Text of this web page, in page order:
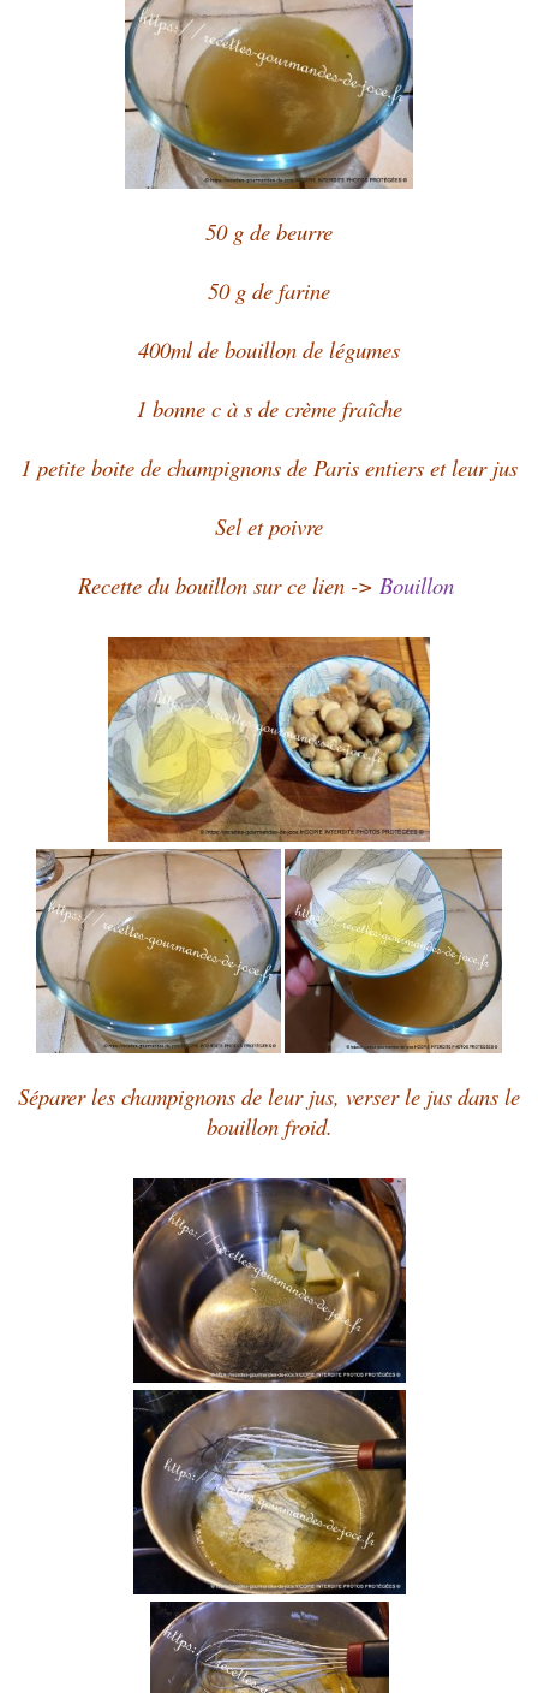
50 g de beurre
50 g de farine
400ml de bouillon de légumes
1 bonne c à s de crème fraîche
1 petite boite de champignons de Paris entiers et leur jus
Sel et poivre
Recette du bouillon sur ce lien -> Bouillon
Séparer les champignons de leur jus, verser le jus dans le
bouillon froid.